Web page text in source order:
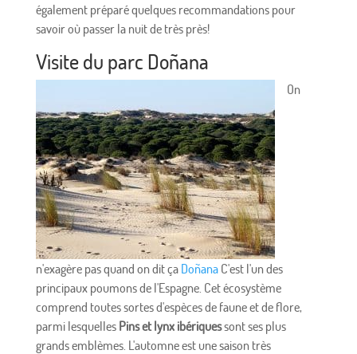
également préparé quelques recommandations pour
savoir où passer la nuit de très près!
Visite du parc Doñana
On
n'exagère pas quand on dit ça DoñanaC'est l'un des
principaux poumons de l'Espagne. Cet écosystème
comprend toutes sortes d'espèces de faune et de flore,
parmi lesquelles Pins et lynx ibériquessont ses plus
grands emblèmes. L'automne est une saison très